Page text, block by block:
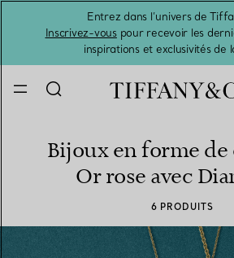
Entrez dans l’univers de
Inscrivez-vouspour recevoir les
inspirations et exclusivités de
Bijoux en forme de
Or rose avec
6 PRODUITS